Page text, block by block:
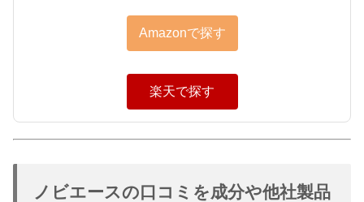
Amazonで探す
楽天で探す
ノビエースの口コミを成分や他社製品